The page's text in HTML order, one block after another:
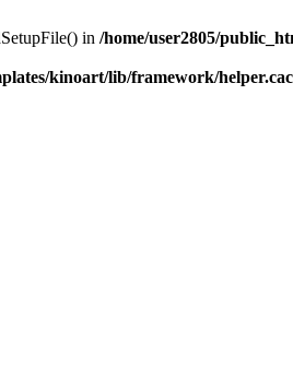
in /home/user2805/
kinoart/lib/framework/